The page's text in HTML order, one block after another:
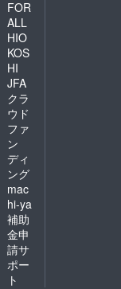
FOR
ALL
HIO
KOS
HI
JFA
クラ
ウド
ファ
ン
ディ
ング
mac
hi-ya
補助
金申
請サ
ポー
ト